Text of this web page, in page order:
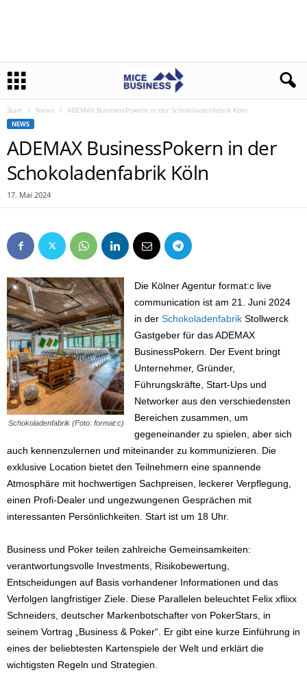
Start News ADEMAX BusinessPokern in der Schokoladenfabrik Köln
NEWS
ADEMAX BusinessPokern in der
Schokoladenfabrik Köln
17. Mai 2024
Schokoladenfabrik (Foto: format:c)
Die Kölner Agentur format:c live
communication ist am 21. Juni 2024
in derSchokoladenfabrik Stollwerck
Gastgeber für das ADEMAX
BusinessPokern. Der Event bringt
Unternehmer, Gründer,
Führungskräfte, Start-Ups und
Networker aus den verschiedensten
Bereichen zusammen, um
gegeneinander zu spielen, aber sich
auch kennenzulernen und miteinander zu kommunizieren. Die
exklusive Location bietet den Teilnehmern eine spannende
Atmosphäre mit hochwertigen Sachpreisen, leckerer Verpflegung,
einen Profi-Dealer und ungezwungenen Gesprächen mit
interessanten Persönlichkeiten. Start ist um 18 Uhr.
Business und Poker teilen zahlreiche Gemeinsamkeiten:
verantwortungsvolle Investments, Risikobewertung,
Entscheidungen auf Basis vorhandener Informationen und das
Verfolgen langfristiger Ziele. Diese Parallelen beleuchtet Felix xflixx
Schneiders, deutscher Markenbotschafter von PokerStars, in
seinem Vortrag „Business & Poker“. Er gibt eine kurze Einführung in
eines der beliebtesten Kartenspiele der Welt und erklärt die
wichtigsten Regeln und Strategien.